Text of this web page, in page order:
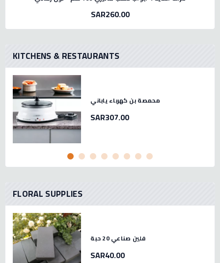
SAR260.00
KITCHENS & RESTAURANTS
محمصة بن كهرباء ياباني
SAR307.00
FLORAL SUPPLIES
فلين صناعي 20 حبة
SAR40.00